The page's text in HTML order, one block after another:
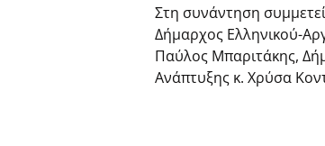
Στη συνάντηση
Δήμαρχος Ελληνικού-
Παύλος Μπαριτάκης,
Ανάπτυξης κ. Χρύσα